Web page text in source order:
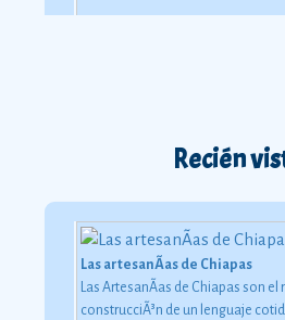
Recién
Las artesanÃ­as de Chiapas
Las ArtesanÃ­as de Chiapas son el
construcciÃ³n de un lenguaje